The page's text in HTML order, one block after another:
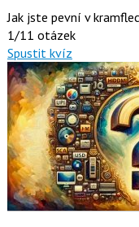
Jak jste pevní v
1/11 otázek
Spustit kvíz